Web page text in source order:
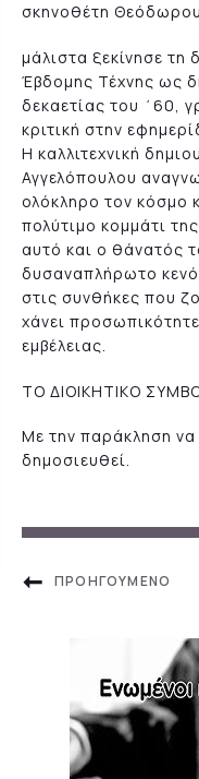
σκηνοθέτη
μάλιστα ξεκίνησε
Έβδομης Τέχνης ως
δεκαετίας του ΄60,
κριτική στην
Η καλλιτεχνική
Αγγελόπουλου
ολόκληρο τον κόσμο
πολύτιμο κομμάτι
αυτό και ο θάνατός
δυσαναπλήρωτο
στις συνθήκες που
χάνει
εμβέλειας.
ΤΟ ΔΙΟΙΚΗΤΙΚΟ
Με την παράκληση να
δημοσιευθεί.